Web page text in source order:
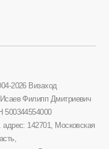
2026 Визаход
Филипп Дмитриевич
500344554000
142701, Московская